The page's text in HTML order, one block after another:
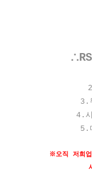
3.
4.
5.
※오직 저희업